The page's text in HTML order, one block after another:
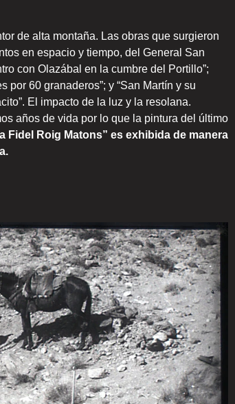
de alta montaña. Las obras que surgieron
en espacio y tiempo, del General San
con Olazábal en la cumbre del Portillo”;
60 granaderos”; y “San Martín y su
El impacto de la luz y la resolana.
años de vida por lo que la pintura del último
Fidel Roig Matons” es exhibida de manera